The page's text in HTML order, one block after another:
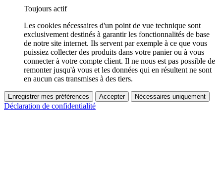
Toujours actif
Les cookies nécessaires d'un point de vue technique sont
exclusivement destinés à garantir les fonctionnalités de base
de notre site internet. Ils servent par exemple à ce que vous
puissiez collecter des produits dans votre panier ou à vous
connecter à votre compte client. Il ne nous est pas possible de
remonter jusqu'à vous et les données qui en résultent ne sont
en aucun cas transmises à des tiers.
Enregistrer mes préférences Accepter Nécessaires uniquement
Déclaration de confidentialité